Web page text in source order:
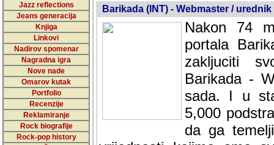
Jazz reflections
Jeans generacija
Knjiga
Linkovi
Nadirov spomenar
Nagradna igra
Nove nade
Omarov kutak
Portfolio
Recenzije
Reklamiranje
Rock biografije
Rock-pop history
Barikada (INT) - Webmaster / urednik
Nakon 74
portala
zakljuciti
Barikada -
sada. I u
5,000
da ga